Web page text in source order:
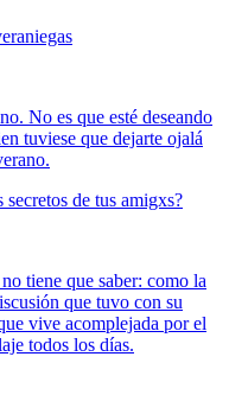
No es que esté deseando
tuviese que dejarte ojalá
de tus amigxs?
tiene que saber: como la
que tuvo con su
vive acomplejada por el
todos los días.